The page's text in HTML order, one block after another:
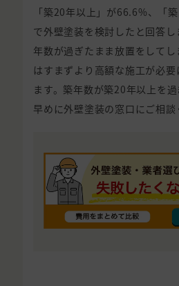
「築20年以上」が66.6%、「
で外壁塗装を検討したと回答
年数が過ぎたまま放置をして
はすまずより高額な施工が必要
ます。築年数が築20年以上を
早めに外壁塗装の窓口にご相談